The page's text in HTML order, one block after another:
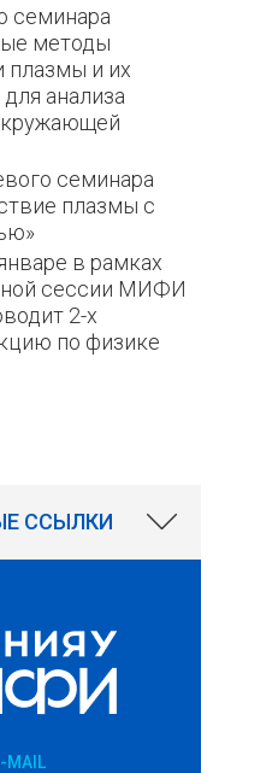
семинара
методы
плазмы и их
анализа
семинара
плазмы с
в рамках
сессии МИФИ
2-х
по физике
ссылка)
ССЫЛКИ